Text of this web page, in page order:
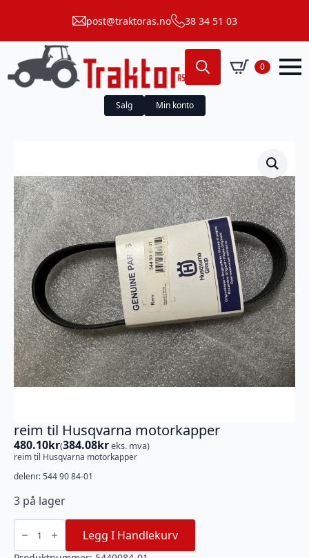
post@traktoras.no 38 34 51 03
Search
for:
0
Salg Min konto
reim til Husqvarna motorkapper
480.10kr(384.08kreks. mva)
reim til Husqvarna motorkapper
delenr: 544 90 84-01
3 på lager
reim
Husqvarna
motorkapper
Legg I Handlekurv